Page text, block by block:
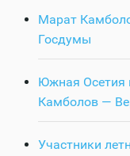
Марат
Госдумы
Южная Осетия
Камболов —
Участники